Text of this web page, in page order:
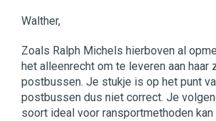
Walther,
Zoals Ralph Michels hierboven al
het alleenrecht om te leveren aan haar
postbussen. Je stukje is op het punt
postbussen dus niet correct. Je
soort ideal voor ransportmethoden kan